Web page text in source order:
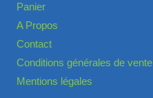
Panier
A Propos
Contact
Conditions générales de vente
Mentions légales